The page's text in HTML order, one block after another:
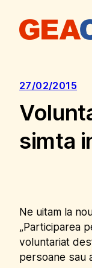
conținut
27/02/2015
simta
Ne uitam la
„Participarea
voluntariat
persoane sau